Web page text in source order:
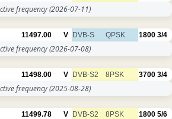
frequency(2026-07-11)
11497.00 V DVB-S QPSK 1800 3/4
frequency(2026-07-08)
11498.00 V DVB-S2 8PSK 3700 3/4
frequency(2025-08-28)
11499.78 V DVB-S2 8PSK 1800 5/6